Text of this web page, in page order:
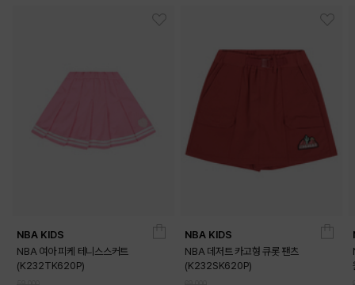
DETAILS
NBA KIDS
NBA 여아 피케 테니스스커트
(K232TK620P)
NBA KIDS
NBA 데저트 카고형 큐롯 팬츠
(K232SK620P)